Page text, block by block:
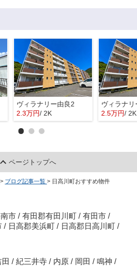
ヴィラナリー由良2
2.3万円/ 2K
ヴィラナリ
2.5万円/ 2K
ページトップへ
> ブログ記事一覧 > 日高川町おすすめ物件
市 / 有田郡有田川町 / 有田市 /
/ 日高郡美浜町 / 日高郡日高川町 /
/ 紀三井寺 / 内原 / 岡田 / 鳴神 /